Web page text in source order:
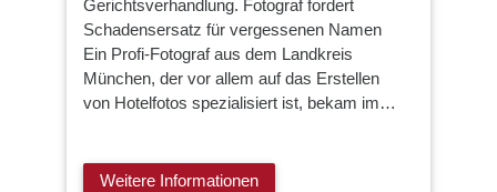
Gerichtsverhandlung. Fotograf fordert
Schadensersatz für vergessenen Namen
Ein Profi-Fotograf aus dem Landkreis
München, der vor allem auf das Erstellen
von Hotelfotos spezialisiert ist, bekam im…
Weitere Informationen